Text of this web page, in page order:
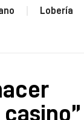
Lobería